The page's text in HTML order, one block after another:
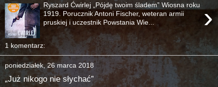
›
Ryszard Ćwirlej „Pójdę twoim śladem” Wiosna roku
1919. Porucznik Antoni Fischer, weteran armii
pruskiej i uczestnik Powstania Wie...
1 komentarz:
poniedziałek, 26 marca 2018
„Już nikogo nie słychać”